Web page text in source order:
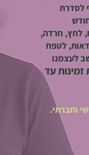
לסדרת
לחץ, חרדה,
לטפח
לעצמנו
עד
וחברתי.